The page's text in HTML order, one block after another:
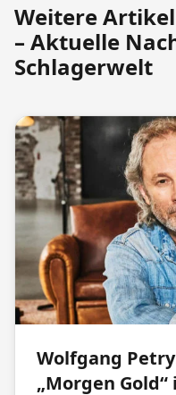
Weitere
– Aktuelle
Schlagerwelt
Wolfgang
„Morgen Gold“